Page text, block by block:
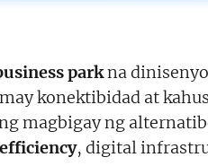
parkna
konektibidad at
magbigay ng
, digital